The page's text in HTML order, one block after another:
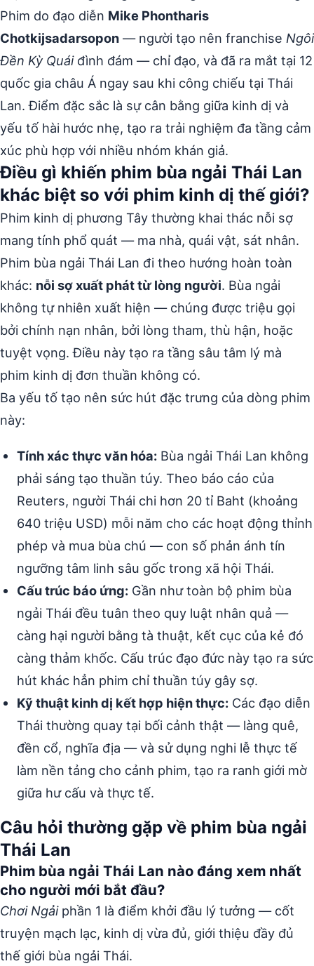
Phim do đạo diễn Mike Phontharis
Chotkijsadarsopon — người tạo nên franchise Ngôi
Đền Kỳ Quáiđình đám — chỉ đạo, và đã ra mắt tại 12
quốc gia châu Á ngay sau khi công chiếu tại Thái
Lan. Điểm đặc sắc là sự cân bằng giữa kinh dị và
yếu tố hài hước nhẹ, tạo ra trải nghiệm đa tầng cảm
xúc phù hợp với nhiều nhóm khán giả.
Điều gì khiến phim bùa ngải Thái Lan
khác biệt so với phim kinh dị thế giới?
Phim kinh dị phương Tây thường khai thác nỗi sợ
mang tính phổ quát — ma nhà, quái vật, sát nhân.
Phim bùa ngải Thái Lan đi theo hướng hoàn toàn
khác: nỗi sợ xuất phát từ lòng người. Bùa ngải
không tự nhiên xuất hiện — chúng được triệu gọi
bởi chính nạn nhân, bởi lòng tham, thù hận, hoặc
tuyệt vọng. Điều này tạo ra tầng sâu tâm lý mà
phim kinh dị đơn thuần không có.
Ba yếu tố tạo nên sức hút đặc trưng của dòng phim
này:
Tính xác thực văn hóa: Bùa ngải Thái Lan không
phải sáng tạo thuần túy. Theo báo cáo của
Reuters, người Thái chi hơn 20 tỉ Baht (khoảng
640 triệu USD) mỗi năm cho các hoạt động thỉnh
phép và mua bùa chú — con số phản ánh tín
ngưỡng tâm linh sâu gốc trong xã hội Thái.
Cấu trúc báo ứng: Gần như toàn bộ phim bùa
ngải Thái đều tuân theo quy luật nhân quả —
càng hại người bằng tà thuật, kết cục của kẻ đó
càng thảm khốc. Cấu trúc đạo đức này tạo ra sức
hút khác hẳn phim chỉ thuần túy gây sợ.
Kỹ thuật kinh dị kết hợp hiện thực: Các đạo diễn
Thái thường quay tại bối cảnh thật — làng quê,
đền cổ, nghĩa địa — và sử dụng nghi lễ thực tế
làm nền tảng cho cảnh phim, tạo ra ranh giới mờ
giữa hư cấu và thực tế.
Câu hỏi thường gặp về phim bùa ngải
Thái Lan
Phim bùa ngải Thái Lan nào đáng xem nhất
cho người mới bắt đầu?
Chơi Ngảiphần 1 là điểm khởi đầu lý tưởng — cốt
truyện mạch lạc, kinh dị vừa đủ, giới thiệu đầy đủ
thế giới bùa ngải Thái.